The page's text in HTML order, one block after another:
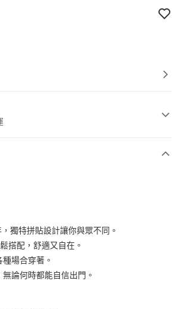
獨特拼貼設計讓你與眾不同。
搭配，舒適又自在。
場合穿著。
論何時都能自信出門。